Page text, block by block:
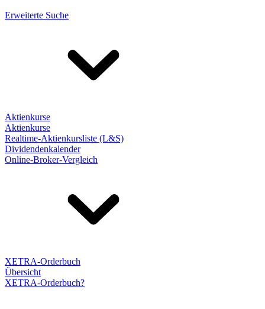
Erweiterte Suche
Aktienkurse
Aktienkurse
Realtime-Aktienkursliste (L&S)
Dividendenkalender
Online-Broker-Vergleich
XETRA-Orderbuch
Übersicht
XETRA-Orderbuch?